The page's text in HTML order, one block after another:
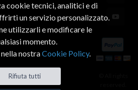
cookie tecnici, analitici e di
un servizio personalizzato.
utilizzarli e modificare le
momento.
nostraCookie Policy.
Rifiuta tutti